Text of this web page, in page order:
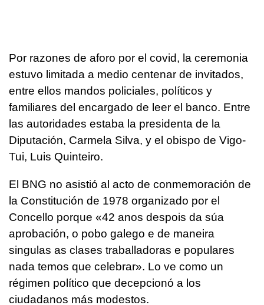
Por razones de aforo por el covid, la ceremonia
estuvo limitada a medio centenar de invitados,
entre ellos mandos policiales, políticos y
familiares del encargado de leer el banco. Entre
las autoridades estaba la presidenta de la
Diputación, Carmela Silva, y el obispo de Vigo-
Tui, Luis Quinteiro.
El BNG no asistió al acto de conmemoración de
la Constitución de 1978 organizado por el
Concello porque «42 anos despois da súa
aprobación, o pobo galego e de maneira
singulas as clases traballadoras e populares
nada temos que celebrar». Lo ve como un
régimen político que decepcionó a los
ciudadanos más modestos.